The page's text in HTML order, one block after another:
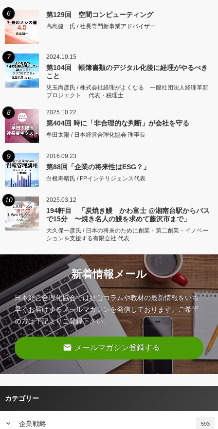
6 第129回 空間コンピューティング
高島健一氏 / 社長専門新事業アドバイザー
7 2024.10.15
第104回 帳簿書類のデジタル化後に経理がやるべき
こと
児玉尚彦氏 / 株式会社経理がよくなる 一般社団法人経理革新
プロジェクト 代表・税理士
8 2025.10.22
第404回 時に「非合理的な判断」が会社を守る
牟田太陽 / 日本経営合理化協会 理事長
9 2016.09.23
第88回「企業の将来性はESG？」
白根寿晴氏 / FPインテリジェンス代表
10 2025.03.12
194軒目 「炭焼き鰻 かわ富士 @湘南台駅からバス
で15分 〜焼き名人の鰻を求めて藤沢市まで」
大久保一彦氏 / 日本の将来のために創業・第二創業・イノベー
ションを支援する有限会社 代表
新着情報メール
日本経営合理化協会では経営コラムや教材の最新情報をいち
早くお届けするメールマガジンを発信しております。ご希望
の方は下記よりご登録下さい。
email メールマガジン登録する
カテゴリー
keyboard_arrow_down 企業戦略 593